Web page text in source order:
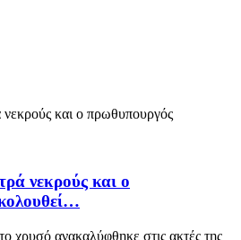
νεκρούς και ο